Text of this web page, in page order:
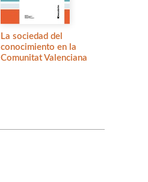
La sociedad del
conocimiento en la
Comunitat Valenciana